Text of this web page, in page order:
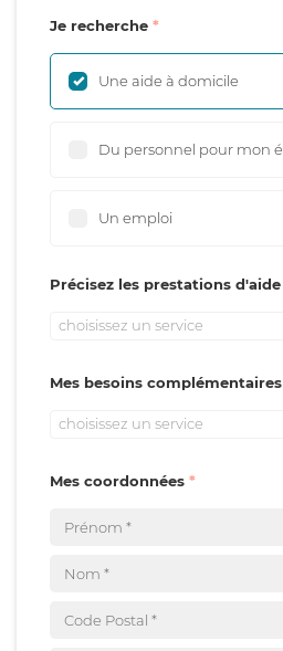
Je recherche
Une aide à domicile
Du personnel pour mon
Un emploi
Précisez les prestations
choisissez un service
Mes besoins complémentaires
choisissez un service
Mes coordonnées